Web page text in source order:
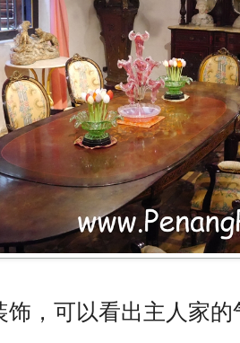
饰，可以看出主人家